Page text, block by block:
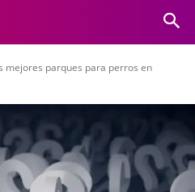
mejores parques para perros en